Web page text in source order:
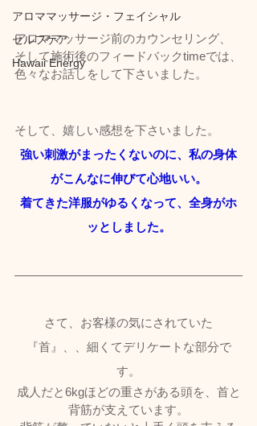
アロママッサージ・フェイシャル
セルフケア
Hawaii Energy
アロママッサージ前のカウンセリング、
そして施術後のフィードバックtimeでは、
色々なお話しをして下さいました。
そして、嬉しい感想を下さいました。
強い刺激がまったくないのに、私の身体
がこんなに伸びて心地いい。
着てきた洋服がゆるくなって、全身がホ
ッとしました。
さて、お客様の気にされていた
『首』、、細くてデリケートな部分で
す。
成人だと6kgほどの重さがある頭を、首と
背筋が支えています。